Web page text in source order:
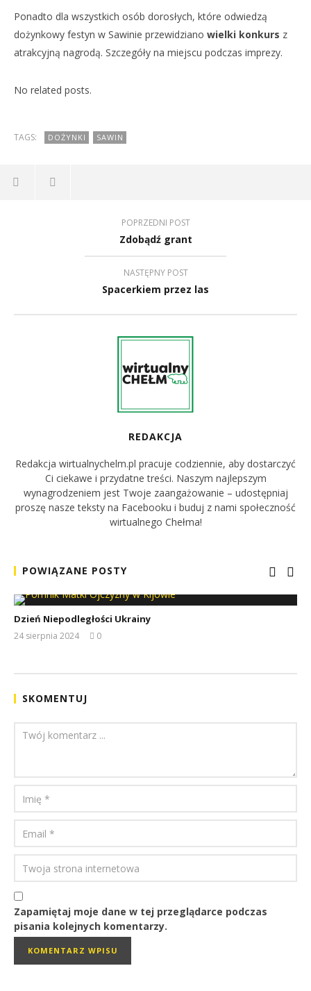
Ponadto dla wszystkich osób dorosłych, które odwiedzą
dożynkowy festyn w Sawinie przewidziano wielki konkurs z
atrakcyjną nagrodą. Szczegóły na miejscu podczas imprezy.
No related posts.
TAGS: DOŻYNKI SAWIN
POPRZEDNI POST
Zdobądź grant
NASTĘPNY POST
Spacerkiem przez las
REDAKCJA
Redakcja wirtualnychelm.pl pracuje codziennie, aby dostarczyć
Ci ciekawe i przydatne treści. Naszym najlepszym
wynagrodzeniem jest Twoje zaangażowanie – udostępniaj
proszę nasze teksty na Facebooku i buduj z nami społeczność
wirtualnego Chełma!
POWIĄZANE POSTY
Dzień Niepodległości Ukrainy
24 sierpnia 2024
0
SKOMENTUJ
Zapamiętaj moje dane w tej przeglądarce podczas
pisania kolejnych komentarzy.